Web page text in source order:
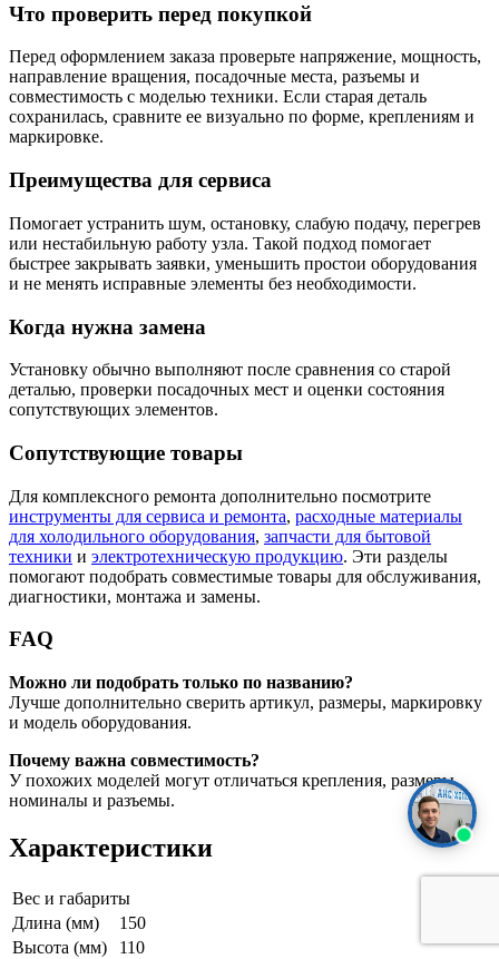
Что проверить перед покупкой
Перед оформлением заказа проверьте напряжение, мощность,
направление вращения, посадочные места, разъемы и
совместимость с моделью техники. Если старая деталь
сохранилась, сравните ее визуально по форме, креплениям и
маркировке.
Преимущества для сервиса
Помогает устранить шум, остановку, слабую подачу, перегрев
или нестабильную работу узла. Такой подход помогает
быстрее закрывать заявки, уменьшить простои оборудования
и не менять исправные элементы без необходимости.
Когда нужна замена
Установку обычно выполняют после сравнения со старой
деталью, проверки посадочных мест и оценки состояния
сопутствующих элементов.
Сопутствующие товары
Для комплексного ремонта дополнительно посмотрите
инструменты для сервиса и ремонта, расходные материалы
для холодильного оборудования, запчасти для бытовой
техники и электротехническую продукцию. Эти разделы
помогают подобрать совместимые товары для обслуживания,
диагностики, монтажа и замены.
FAQ
Можно ли подобрать только по названию?
Лучше дополнительно сверить артикул, размеры, маркировку
и модель оборудования.
Почему важна совместимость?
У похожих моделей могут отличаться крепления, размеры,
номиналы и разъемы.
Характеристики
Вес и габариты
Длина (мм)
150
Высота (мм)
110